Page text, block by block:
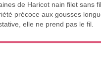
de Haricot nain filet sans
précoce aux gousses
elle ne prend pas le fil.